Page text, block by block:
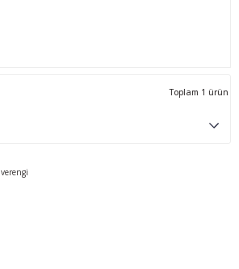
Toplam 1 ürün